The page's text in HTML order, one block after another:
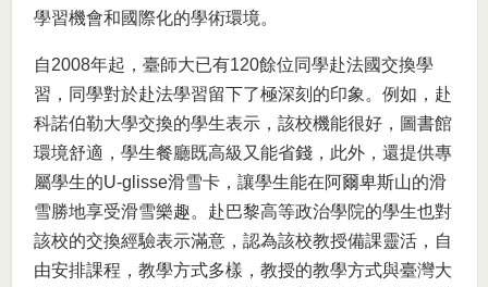
學習機會和國際化的學術環境。
自2008年起，臺師大已有120餘位同學赴法國交換學
習，同學對於赴法學習留下了極深刻的印象。例如，赴
科諾伯勒大學交換的學生表示，該校機能很好，圖書館
環境舒適，學生餐廳既高級又能省錢，此外，還提供專
屬學生的U-glisse滑雪卡，讓學生能在阿爾卑斯山的滑
雪勝地享受滑雪樂趣。赴巴黎高等政治學院的學生也對
該校的交換經驗表示滿意，認為該校教授備課靈活，自
由安排課程，教學方式多樣，教授的教學方式與臺灣大